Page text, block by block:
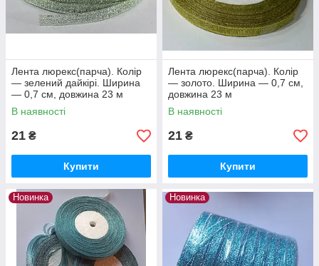
Лента люрекс(парча). Колір
— зелений дайкірі. Ширина
— 0,7 см, довжина 23 м
В наявності
21 ₴
Купити
Лента люрекс(парча). Колір
— золото. Ширина — 0,7 см,
довжина 23 м
В наявності
21 ₴
Купити
Новинка Новинка